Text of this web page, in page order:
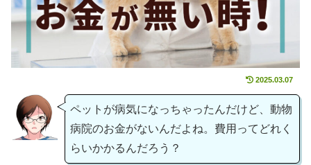
2025.03.07
ペットが病気になっちゃったんだけど、動物
病院のお金がないんだよね。費用ってどれく
らいかかるんだろう？